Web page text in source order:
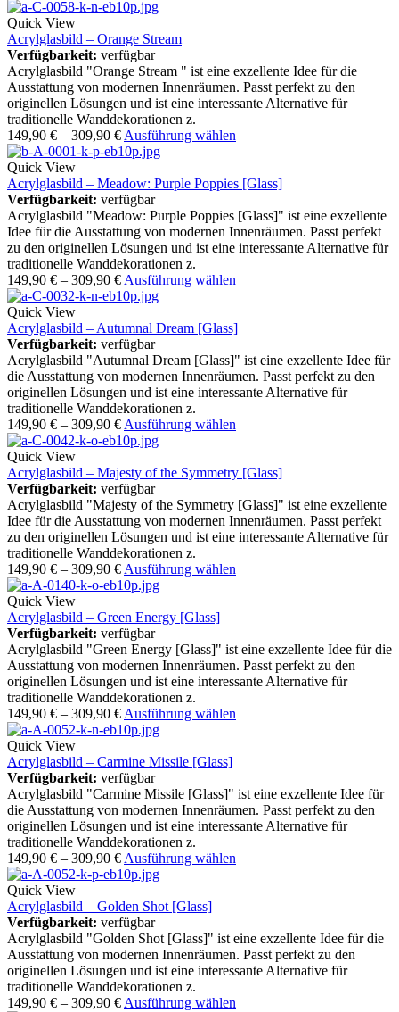
Quick View
Acrylglasbild – Orange Stream
Verfügbarkeit: verfügbar
Acrylglasbild "Orange Stream " ist eine exzellente Idee für die
Ausstattung von modernen Innenräumen. Passt perfekt zu den
originellen Lösungen und ist eine interessante Alternative für
traditionelle Wanddekorationen z.
149,90 € – 309,90 € Ausführung wählen
Quick View
Acrylglasbild – Meadow: Purple Poppies [Glass]
Verfügbarkeit: verfügbar
Acrylglasbild "Meadow: Purple Poppies [Glass]" ist eine exzellente
Idee für die Ausstattung von modernen Innenräumen. Passt perfekt
zu den originellen Lösungen und ist eine interessante Alternative für
traditionelle Wanddekorationen z.
149,90 € – 309,90 € Ausführung wählen
Quick View
Acrylglasbild – Autumnal Dream [Glass]
Verfügbarkeit: verfügbar
Acrylglasbild "Autumnal Dream [Glass]" ist eine exzellente Idee für
die Ausstattung von modernen Innenräumen. Passt perfekt zu den
originellen Lösungen und ist eine interessante Alternative für
traditionelle Wanddekorationen z.
149,90 € – 309,90 € Ausführung wählen
Quick View
Acrylglasbild – Majesty of the Symmetry [Glass]
Verfügbarkeit: verfügbar
Acrylglasbild "Majesty of the Symmetry [Glass]" ist eine exzellente
Idee für die Ausstattung von modernen Innenräumen. Passt perfekt
zu den originellen Lösungen und ist eine interessante Alternative für
traditionelle Wanddekorationen z.
149,90 € – 309,90 € Ausführung wählen
Quick View
Acrylglasbild – Green Energy [Glass]
Verfügbarkeit: verfügbar
Acrylglasbild "Green Energy [Glass]" ist eine exzellente Idee für die
Ausstattung von modernen Innenräumen. Passt perfekt zu den
originellen Lösungen und ist eine interessante Alternative für
traditionelle Wanddekorationen z.
149,90 € – 309,90 € Ausführung wählen
Quick View
Acrylglasbild – Carmine Missile [Glass]
Verfügbarkeit: verfügbar
Acrylglasbild "Carmine Missile [Glass]" ist eine exzellente Idee für
die Ausstattung von modernen Innenräumen. Passt perfekt zu den
originellen Lösungen und ist eine interessante Alternative für
traditionelle Wanddekorationen z.
149,90 € – 309,90 € Ausführung wählen
Quick View
Acrylglasbild – Golden Shot [Glass]
Verfügbarkeit: verfügbar
Acrylglasbild "Golden Shot [Glass]" ist eine exzellente Idee für die
Ausstattung von modernen Innenräumen. Passt perfekt zu den
originellen Lösungen und ist eine interessante Alternative für
traditionelle Wanddekorationen z.
149,90 € – 309,90 € Ausführung wählen